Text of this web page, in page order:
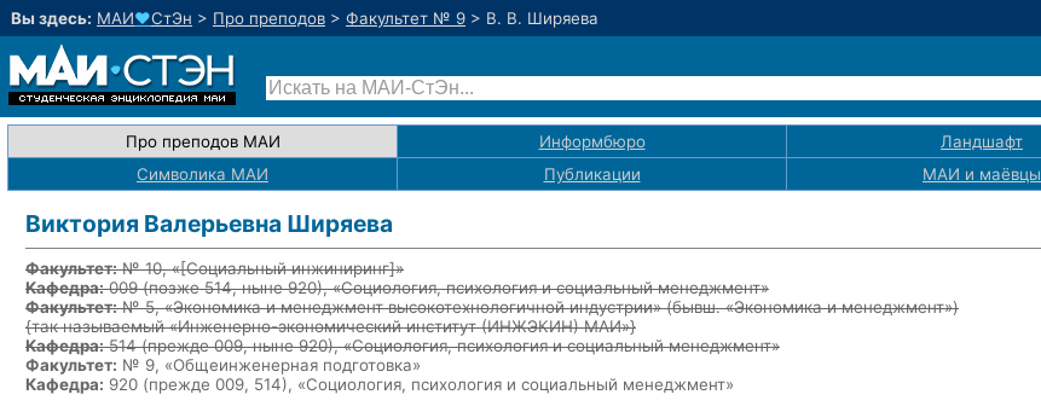
Вы здесь: МАИ♥СтЭн > Про преподов > Факультет № 9 > В. В. Ширяева
Про преподов МАИ Информбюро
Ландшафт
Символика МАИ
Публикации МАИ и маёвцы
Виктория Валерьевна Ширяева
Факультет:№ 10, «[Социальный инжиниринг]»
Кафедра:009(позже 514, ныне 920), «Социология, психология и социальный менеджмент»
Факультет:№ 5, «Экономика и менеджмент высокотехнологичной индустрии» (бывш. «Экономика и менеджмент»)
{так называемый «Инженерно-экономический институт (ИНЖЭКИН) МАИ»}
Кафедра:514(прежде 009, ныне 920), «Социология, психология и социальный менеджмент»
Факультет: № 9, «Общеинженерная подготовка»
Кафедра: 920 (прежде 009, 514), «Социология, психология и социальный менеджмент»